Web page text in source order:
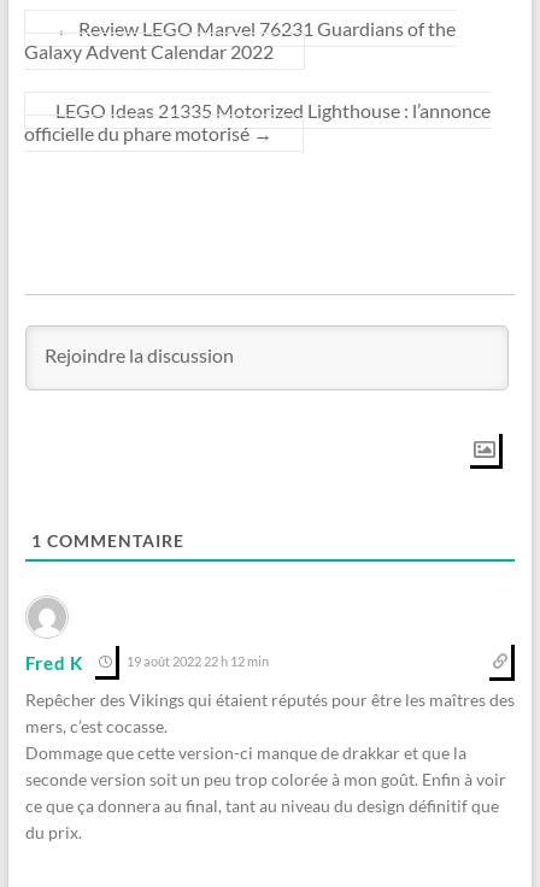
←
Review LEGO Marvel 76231 Guardians of the
Galaxy Advent Calendar 2022
LEGO Ideas 21335 Motorized Lighthouse : l’annonce
officielle du phare motorisé →
1 COMMENTAIRE
Fred K 19 août 2022 22 h 12 min
Repêcher des Vikings qui étaient réputés pour être les maîtres des
mers, c’est cocasse.
Dommage que cette version-ci manque de drakkar et que la
seconde version soit un peu trop colorée à mon goût. Enfin à voir
ce que ça donnera au final, tant au niveau du design définitif que
du prix.